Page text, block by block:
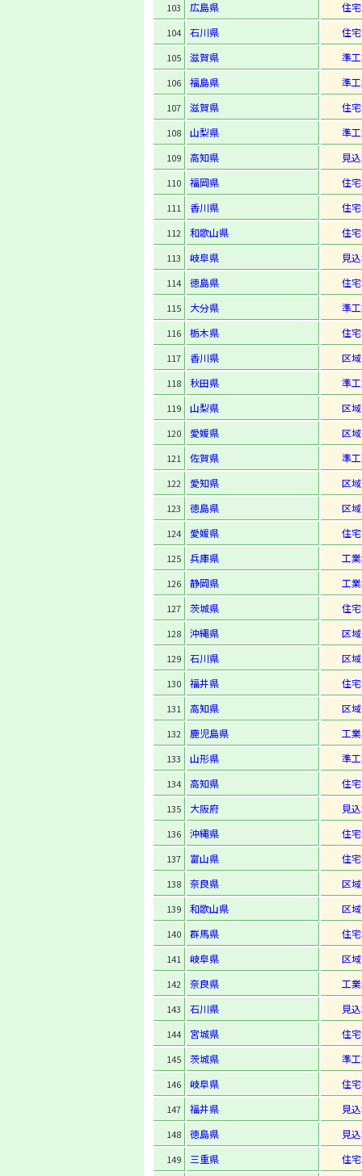
103 広島県 住
104 石川県 住
105 滋賀県 準
106 福島県 準
107 滋賀県 住
108 山梨県 準
109 高知県 見
110 福岡県 住
111 香川県 住
112 和歌山県 住
113 岐阜県 見
114 徳島県 住
115 大分県 準
116 栃木県 住
117 香川県 区
118 秋田県 準
119 山梨県 区
120 愛媛県 区
121 佐賀県 準
122 愛知県 区
123 徳島県 区
124 愛媛県 住
125 兵庫県 工
126 静岡県 工
127 茨城県 住
128 沖縄県 区
129 石川県 区
130 福井県 住
131 高知県 区
132 鹿児島県 工
133 山形県 準
134 高知県 住
135 大阪府 見
136 沖縄県 住
137 富山県 住
138 奈良県 区
139 和歌山県 区
140 群馬県 住
141 岐阜県 区
142 奈良県 工
143 石川県 見
144 宮城県 住
145 茨城県 準
146 岐阜県 住
147 福井県 見
148 徳島県 見
149 三重県 住